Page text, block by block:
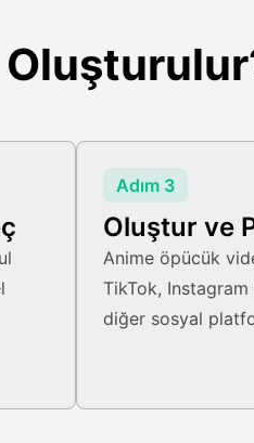
Adım 3
Oluştur ve
Anime öpücük
TikTok,
diğer sosyal